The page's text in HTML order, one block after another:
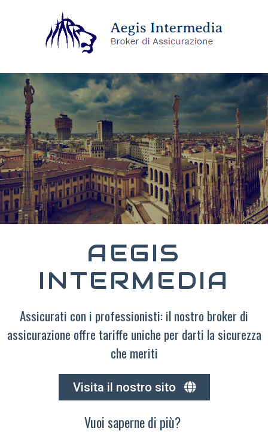
AEGIS
INTERMEDIA
Assicurati con i professionisti: il nostro broker di
assicurazione offre tariffe uniche per darti la sicurezza
che meriti
Visita il nostro sito
Vuoi saperne di più?